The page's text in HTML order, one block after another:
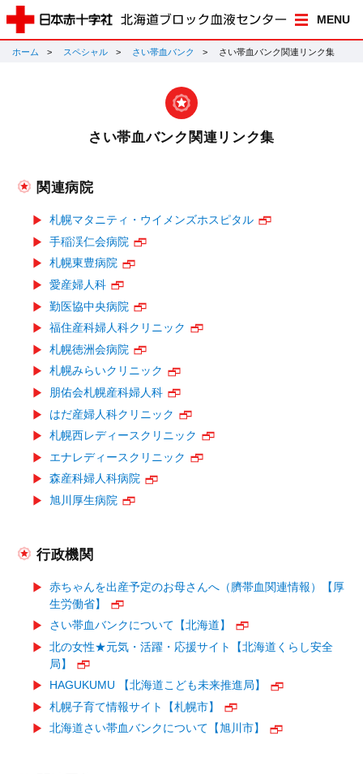
MENU
ホーム スペシャル さい帯血バンク さい帯血バンク関連リンク集
さい帯血バンク関連リンク集
関連病院
札幌マタニティ・ウイメンズホスピタル
手稲渓仁会病院
札幌東豊病院
愛産婦人科
勤医協中央病院
福住産科婦人科クリニック
札幌徳洲会病院
札幌みらいクリニック
朋佑会札幌産科婦人科
はだ産婦人科クリニック
札幌西レディースクリニック
エナレディースクリニック
森産科婦人科病院
旭川厚生病院
行政機関
赤ちゃんを出産予定のお母さんへ（臍帯血関連情報）【厚
生労働省】
さい帯血バンクについて【北海道】
北の女性★元気・活躍・応援サイト【北海道くらし安全
局】
HAGUKUMU 【北海道こども未来推進局】
札幌子育て情報サイト【札幌市】
北海道さい帯血バンクについて【旭川市】